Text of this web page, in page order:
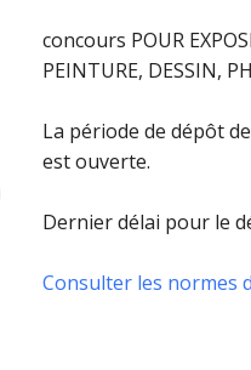
concours POUR
PEINTURE, DESSIN,
La période de dépôt
est ouverte.
Dernier délai pour le
Consulter les normes